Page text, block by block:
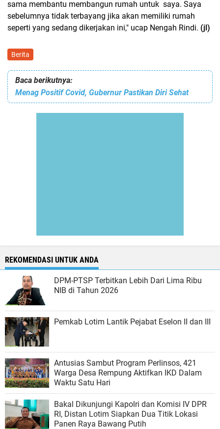
sama membantu membangun rumah untuk saya. Saya
sebelumnya tidak terbayang jika akan memiliki rumah
seperti yang sedang dikerjakan ini," ucap Nengah Rindi. (jl)
Berita
Baca berikutnya:
Menag Positif Covid, Gubernur Pastikan Diri Sehat
REKOMENDASI UNTUK ANDA
DPM-PTSP Terbitkan Lebih Dari Lima Ribu
NIB di Tahun 2026
Pemkab Lotim Lantik Pejabat Eselon II dan III
Antusias Sambut Program Perlinsos, 421
Warga Desa Rempung Aktifkan IKD Dalam
Waktu Satu Hari
Bakal Dikunjungi Kapolri dan Komisi IV DPR
RI, Distan Lotim Siapkan Dua Titik Lokasi
Panen Raya Bawang Putih